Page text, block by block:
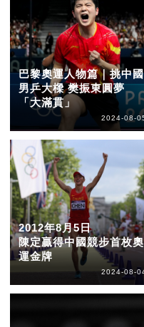
巴黎奧運人物篇｜挑中國
男乒大樑 樊振東圓夢
「大滿貫」
2024-08-
2012年8月5日
陳定贏得中國競步首枚奧
運金牌
2024-08-